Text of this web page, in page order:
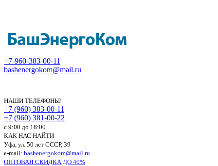
+7-960-383-00-11
bashenergokom@mail.ru
НАШИ ТЕЛЕФОНЫ!
+7 (960) 383-00-11
+7 (960) 381-00-22
c 9:00 до 18:00
КАК НАС НАЙТИ
Уфа, ул. 50 лет СССР, 39
e-mail: bashenergokom@mail.ru
ОПТОВАЯ СКИДКА ДО 40%